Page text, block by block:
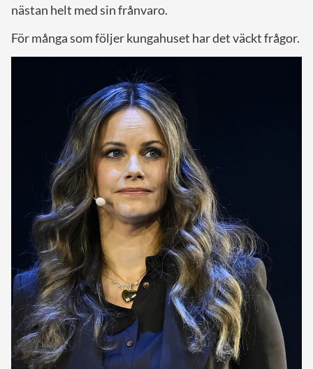
nästan helt med sin frånvaro.
För många som följer kungahuset har det väckt frågor.